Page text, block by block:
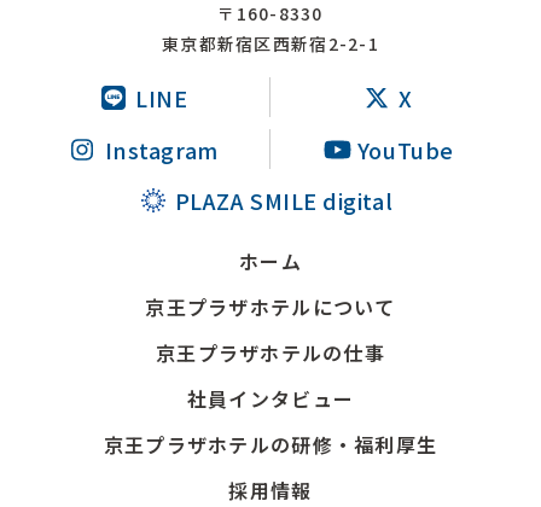
〒160-8330
東京都新宿区西新宿2-2-1
LINE
X
Instagram
YouTube
PLAZA SMILE digital
ホーム
京王プラザホテルについて
京王プラザホテルの仕事
社員インタビュー
京王プラザホテルの研修・福利厚生
採用情報